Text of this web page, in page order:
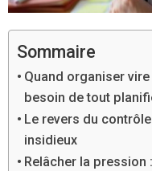
Sommaire
Quand organiser
besoin de tout
Le revers du
insidieux
Relâcher la pression